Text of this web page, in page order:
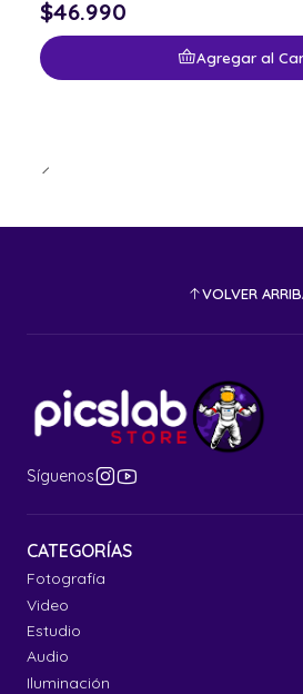
$46.990
Agregar al
VOLVER
Síguenos
CATEGORÍAS
Fotografía
Video
Estudio
Audio
Iluminación